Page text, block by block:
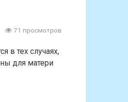
71 просмотров
в тех случаях,
для матери